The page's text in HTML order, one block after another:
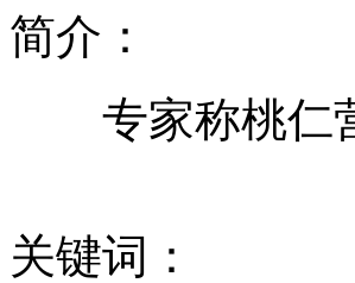
梅西欧冠独中两元 进球数追荷兰剑客
石原叫嚣日本有必要发展核武器
简介：
专家称桃仁
关键词：